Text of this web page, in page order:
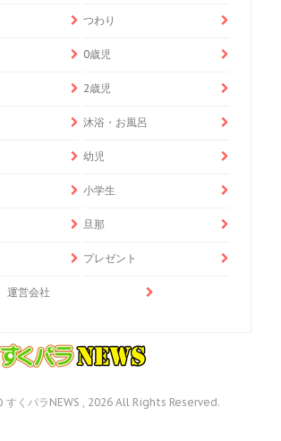
つわり
0歳児
2歳児
沐浴・お風呂
幼児
小学生
旦那
プレゼント
運営会社
くパラNEWS , 2026 All Rights Reserved.